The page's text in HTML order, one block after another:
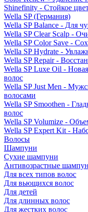
Shinefinity - Стойкое
Wella SP (Германия)
Wella SP Balance - Для
Wella SP Clear Scalp -
Wella SP Color Save -
Wella SP Hydrate -
Wella SP Repair -
Wella SP Luxe Oil -
волос
Wella SP Just Men -
волосами
Wella SP Smoothen -
волос
Wella SP Volumize -
Wella SP Expert Kit -
Волосы
Шампуни
Сухие шампуни
Антивозрастные
Для всех типов волос
Для вьющихся волос
Для детей
Для длинных волос
Для жестких волос